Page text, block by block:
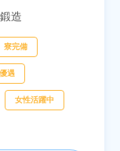
造
寮完備
遇
女性活躍中